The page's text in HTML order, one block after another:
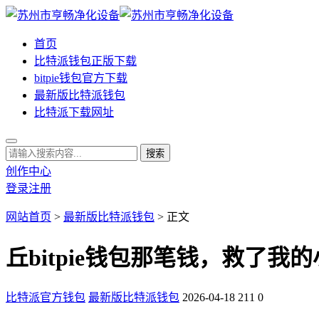
首页
比特派钱包正版下载
bitpie钱包官方下载
最新版比特派钱包
比特派下载网址
创作中心
登录注册
网站首页 > 最新版比特派钱包 > 正文
丘bitpie钱包那笔钱，救了我的
比特派官方钱包 最新版比特派钱包 2026-04-18 211 0